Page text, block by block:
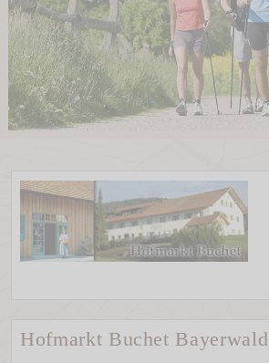
Hofmarkt Buchet Bayerwald